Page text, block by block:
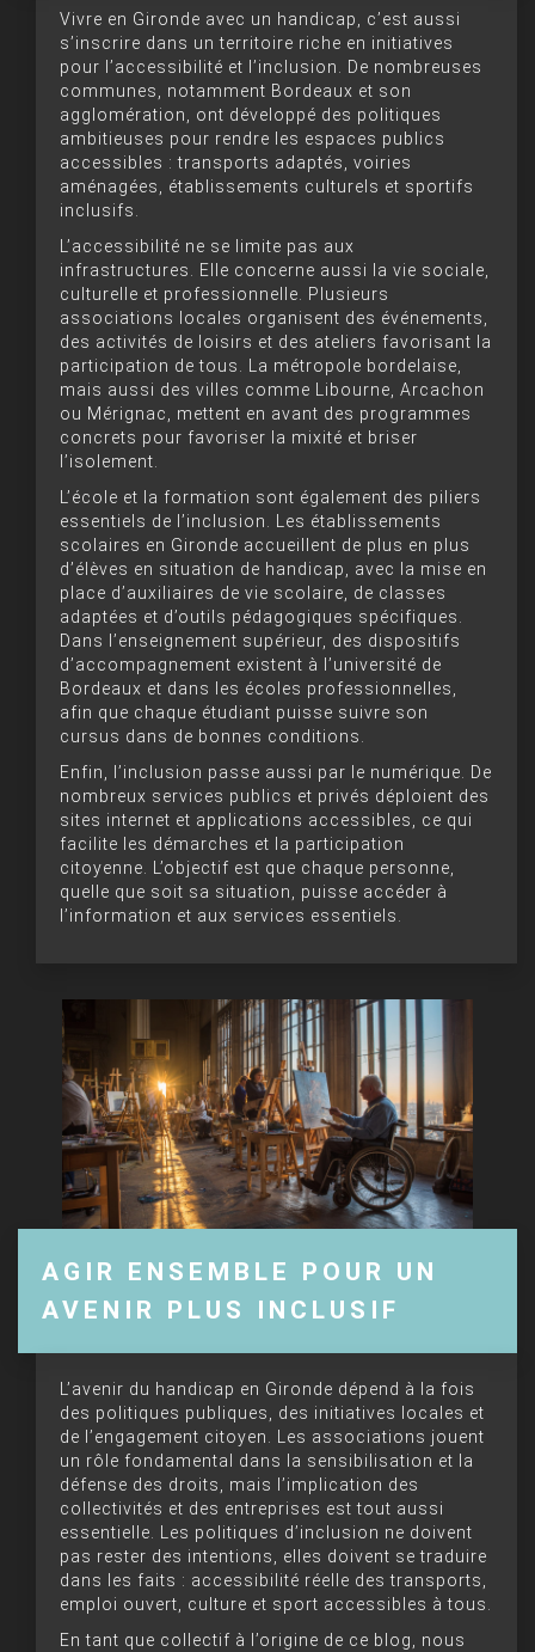
Vivre en Gironde avec un handicap, c’est aussi
s’inscrire dans un territoire riche en initiatives
pour l’accessibilité et l’inclusion. De nombreuses
communes, notamment Bordeaux et son
agglomération, ont développé des politiques
ambitieuses pour rendre les espaces publics
accessibles : transports adaptés, voiries
aménagées, établissements culturels et sportifs
inclusifs.
L’accessibilité ne se limite pas aux
infrastructures. Elle concerne aussi la vie sociale,
culturelle et professionnelle. Plusieurs
associations locales organisent des événements,
des activités de loisirs et des ateliers favorisant la
participation de tous. La métropole bordelaise,
mais aussi des villes comme Libourne, Arcachon
ou Mérignac, mettent en avant des programmes
concrets pour favoriser la mixité et briser
l’isolement.
L’école et la formation sont également des piliers
essentiels de l’inclusion. Les établissements
scolaires en Gironde accueillent de plus en plus
d’élèves en situation de handicap, avec la mise en
place d’auxiliaires de vie scolaire, de classes
adaptées et d’outils pédagogiques spécifiques.
Dans l’enseignement supérieur, des dispositifs
d’accompagnement existent à l’université de
Bordeaux et dans les écoles professionnelles,
afin que chaque étudiant puisse suivre son
cursus dans de bonnes conditions.
Enfin, l’inclusion passe aussi par le numérique. De
nombreux services publics et privés déploient des
sites internet et applications accessibles, ce qui
facilite les démarches et la participation
citoyenne. L’objectif est que chaque personne,
quelle que soit sa situation, puisse accéder à
l’information et aux services essentiels.
AGIR ENSEMBLE POUR UN
AVENIR PLUS INCLUSIF
L’avenir du handicap en Gironde dépend à la fois
des politiques publiques, des initiatives locales et
de l’engagement citoyen. Les associations jouent
un rôle fondamental dans la sensibilisation et la
défense des droits, mais l’implication des
collectivités et des entreprises est tout aussi
essentielle. Les politiques d’inclusion ne doivent
pas rester des intentions, elles doivent se traduire
dans les faits : accessibilité réelle des transports,
emploi ouvert, culture et sport accessibles à tous.
En tant que collectif à l’origine de ce blog, nous